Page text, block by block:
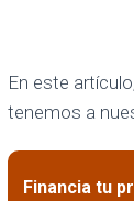
En este
tenemos a
Financia tu